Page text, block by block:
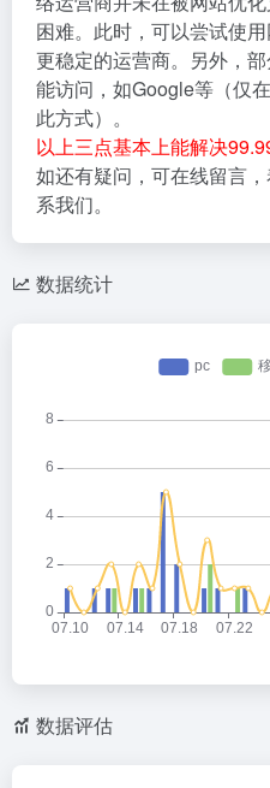
困难。此时，可以尝试使
更稳定的运营商。另外，
能访问，如Google等（仅
此方式）。
以上三点基本上能解决
如还有疑问，可在线留言
系我们。
数据统计
数据评估